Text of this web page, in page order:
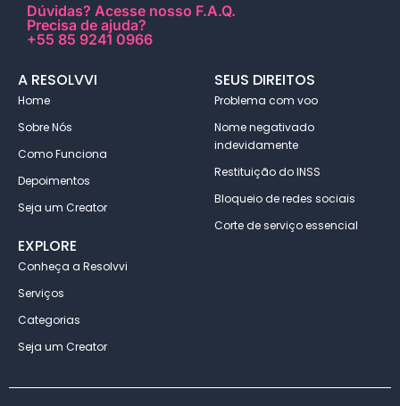
Dúvidas? Acesse nosso F.A.Q.
Precisa de ajuda?
+55 85 9241 0966
A RESOLVVI
Home
Sobre Nós
Como Funciona
Depoimentos
Seja um Creator
SEUS DIREITOS
Problema com voo
Nome negativado
indevidamente
Restituição do INSS
Bloqueio de redes sociais
Corte de serviço essencial
EXPLORE
Conheça a Resolvvi
Serviços
Categorias
Seja um Creator